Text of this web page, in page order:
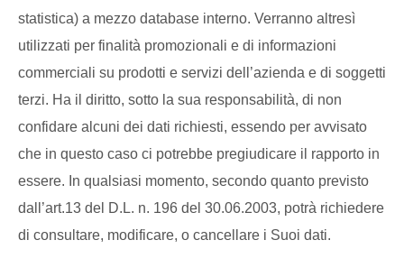
statistica) a mezzo database interno. Verranno altresì
utilizzati per finalità promozionali e di informazioni
commerciali su prodotti e servizi dell’azienda e di soggetti
terzi. Ha il diritto, sotto la sua responsabilità, di non
confidare alcuni dei dati richiesti, essendo per avvisato
che in questo caso ci potrebbe pregiudicare il rapporto in
essere. In qualsiasi momento, secondo quanto previsto
dall’art.13 del D.L. n. 196 del 30.06.2003, potrà richiedere
di consultare, modificare, o cancellare i Suoi dati.